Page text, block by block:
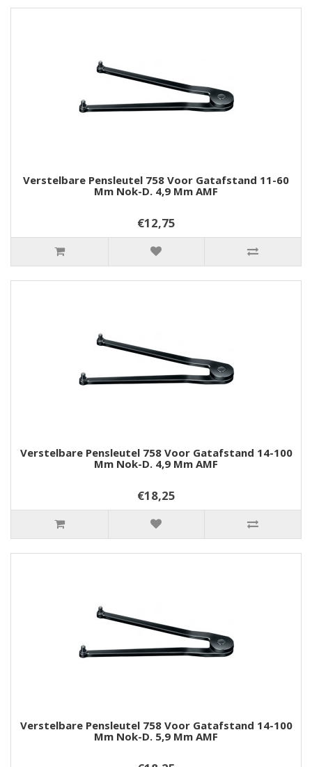
Verstelbare Pensleutel 758 Voor Gatafstand 11-60
Mm Nok-D. 4,9 Mm AMF
€12,75
Verstelbare Pensleutel 758 Voor Gatafstand 14-100
Mm Nok-D. 4,9 Mm AMF
€18,25
Verstelbare Pensleutel 758 Voor Gatafstand 14-100
Mm Nok-D. 5,9 Mm AMF